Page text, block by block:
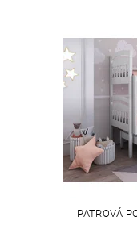
PATROVÁ